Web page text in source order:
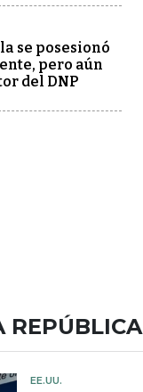
se posesionó
pero aún
del DNP
REPÚBLICA
EE.UU.